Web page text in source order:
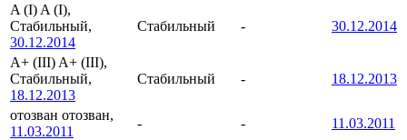
A (I) A (I),
Стабильный,
30.12.2014
Стабильный - 30.12.2014
A+ (III) A+ (III),
Стабильный,
18.12.2013
Стабильный - 18.12.2013
отозван отозван,
11.03.2011
- -
11.03.2011